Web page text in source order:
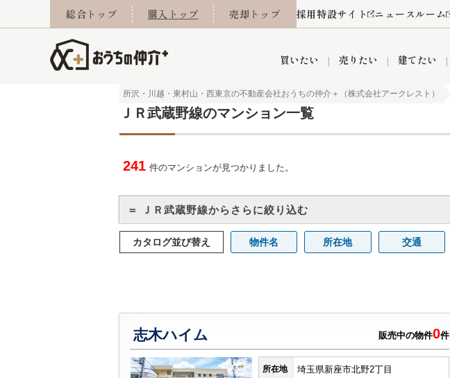
総合トップ 購入トップ 売却トップ 採用特設サイト ニュースルーム
買いたい
川越市 入間市 飯能市 狭山市 ふじみ野市
売りたい 建てたい
所沢・川越・東村山・西東京の不動産会社おうちの仲介＋（株式会社アークレスト）
ＪＲ武蔵野線のマンション一覧
241 件のマンションが見つかりました。
＝ ＪＲ武蔵野線からさらに絞り込む
カタログ並び替え 物件名 所在地 交通
志木ハイム 販売中の物件0件
所在地 埼玉県新座市北野2丁目